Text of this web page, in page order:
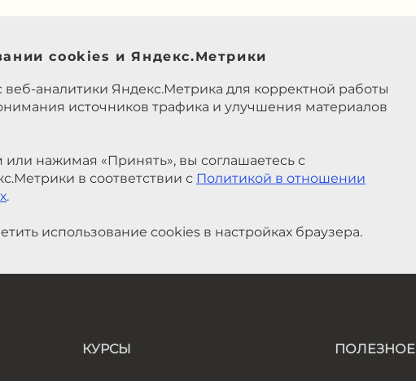
cookies и Яндекс.Метрики
аналитики Яндекс.Метрика для корректной работы
источников трафика и улучшения материалов
нажимая «Принять», вы соглашаетесь с
в соответствии с Политикой в отношении
.
использование cookies в настройках браузера.
КУРСЫ ПОЛЕЗНОЕ